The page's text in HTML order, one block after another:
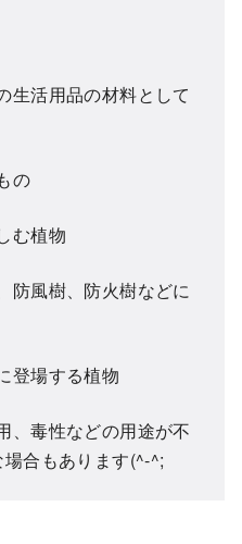
生活用品の材料として
の
む植物
防風樹、防火樹などに
登場する植物
、毒性などの用途が不
合もあります(^-^;